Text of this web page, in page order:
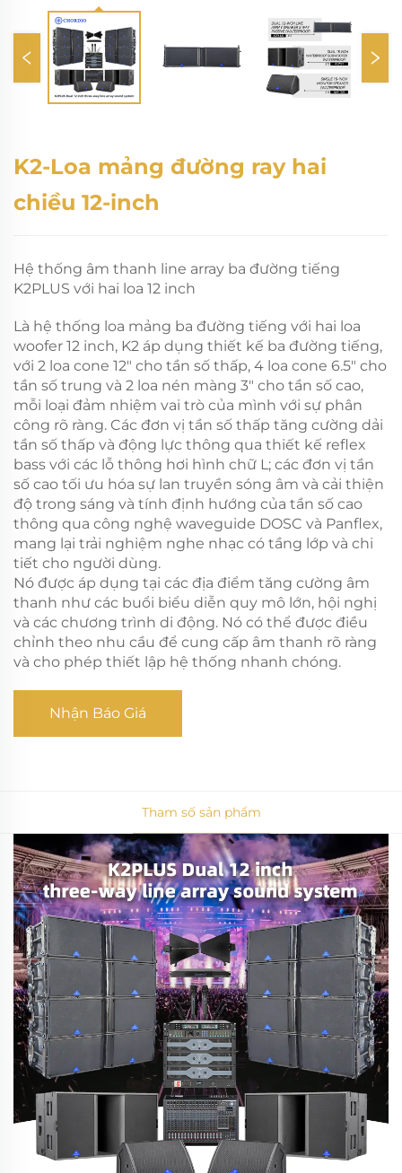
K2-Loa mảng đường ray hai
chiều 12-inch
Hệ thống âm thanh line array ba đường tiếng
K2PLUS với hai loa 12 inch
Là hệ thống loa mảng ba đường tiếng với hai loa
woofer 12 inch, K2 áp dụng thiết kế ba đường tiếng,
với 2 loa cone 12″ cho tần số thấp, 4 loa cone 6.5″ cho
tần số trung và 2 loa nén màng 3″ cho tần số cao,
mỗi loại đảm nhiệm vai trò của mình với sự phân
công rõ ràng. Các đơn vị tần số thấp tăng cường dải
tần số thấp và động lực thông qua thiết kế reflex
bass với các lỗ thông hơi hình chữ L; các đơn vị tần
số cao tối ưu hóa sự lan truyền sóng âm và cải thiện
độ trong sáng và tính định hướng của tần số cao
thông qua công nghệ waveguide DOSC và Panflex,
mang lại trải nghiệm nghe nhạc có tầng lớp và chi
tiết cho người dùng.
Nó được áp dụng tại các địa điểm tăng cường âm
thanh như các buổi biểu diễn quy mô lớn, hội nghị
và các chương trình di động. Nó có thể được điều
chỉnh theo nhu cầu để cung cấp âm thanh rõ ràng
và cho phép thiết lập hệ thống nhanh chóng.
Nhận Báo Giá
Tham số sản phẩm